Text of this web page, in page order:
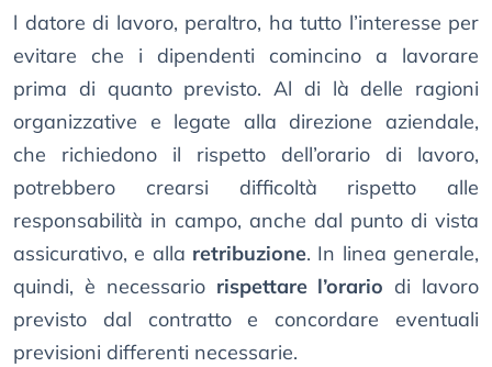
l datore di lavoro, peraltro, ha tutto l’interesse per
evitare che i dipendenti comincino a lavorare
prima di quanto previsto. Al di là delle ragioni
organizzative e legate alla direzione aziendale,
che richiedono il rispetto dell’orario di lavoro,
potrebbero crearsi difficoltà rispetto alle
responsabilità in campo, anche dal punto di vista
assicurativo, e alla retribuzione. In linea generale,
quindi, è necessario rispettare l’orario di lavoro
previsto dal contratto e concordare eventuali
previsioni differenti necessarie.